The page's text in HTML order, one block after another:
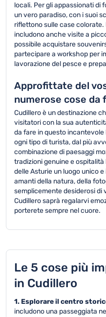
locali. Per gli appassionati di
un vero paradiso, con i suoi
riflettono sulle case colorate.
includono anche visite a
possibile acquistare
partecipare a workshop per
lavorazione del pesce e
Approfittate del
numerose cose da
Cudillero è un destinazione
visitatori con la sua
da fare in questo
ogni tipo di turista, dal più
combinazione di paesaggi
tradizioni genuine e
delle Asturie un luogo unico
amanti della natura, della
semplicemente desiderosi di
Cudillero saprà regalarvi
porterete sempre nel cuore.
Le 5 cose più
in Cudillero
1. Esplorare il centro
includono una passeggiata